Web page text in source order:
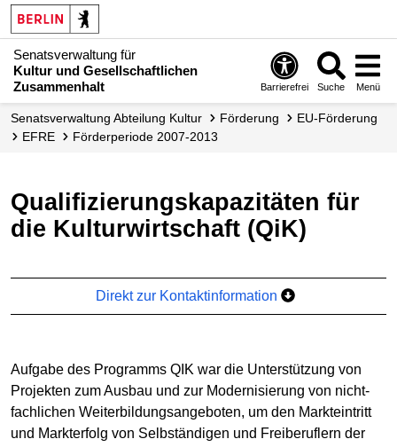
Senatsverwaltung für
Kultur und Gesellschaftlichen
Zusammenhalt
Barrierefrei Suche Menü
Senats­verwaltung Abteilung Kultur Förderung
EU-Förderung
EFRE
Förderperiode 2007-2013
Qualifizierungskapazitäten für
die Kulturwirtschaft (QiK)
Direkt zur Kontaktinformation
Aufgabe des Programms QIK war die Unterstützung von
Projekten zum Ausbau und zur Modernisierung von nicht-
fachlichen Weiterbildungsangeboten, um den Markteintritt
und Markterfolg von Selbständigen und Freiberuflern der